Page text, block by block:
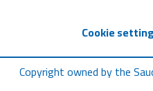
Cookie
Copyright owned by the